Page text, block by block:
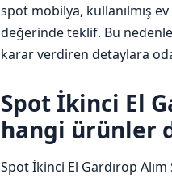
spot mobilya, kullanılmış ev
değerinde teklif. Bu
karar verdiren detaylara
Spot İkinci El
hangi ürünler
Spot İkinci El Gardırop